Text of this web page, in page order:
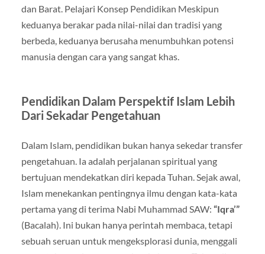
dan Barat. Pelajari Konsep Pendidikan Meskipun
keduanya berakar pada nilai-nilai dan tradisi yang
berbeda, keduanya berusaha menumbuhkan potensi
manusia dengan cara yang sangat khas.
Pendidikan Dalam Perspektif Islam Lebih
Dari Sekadar Pengetahuan
Dalam Islam, pendidikan bukan hanya sekedar transfer
pengetahuan. Ia adalah perjalanan spiritual yang
bertujuan mendekatkan diri kepada Tuhan. Sejak awal,
Islam menekankan pentingnya ilmu dengan kata-kata
pertama yang di terima Nabi Muhammad SAW: “Iqra’”
(Bacalah). Ini bukan hanya perintah membaca, tetapi
sebuah seruan untuk mengeksplorasi dunia, menggali